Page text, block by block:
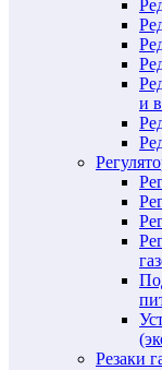
и
Резаки